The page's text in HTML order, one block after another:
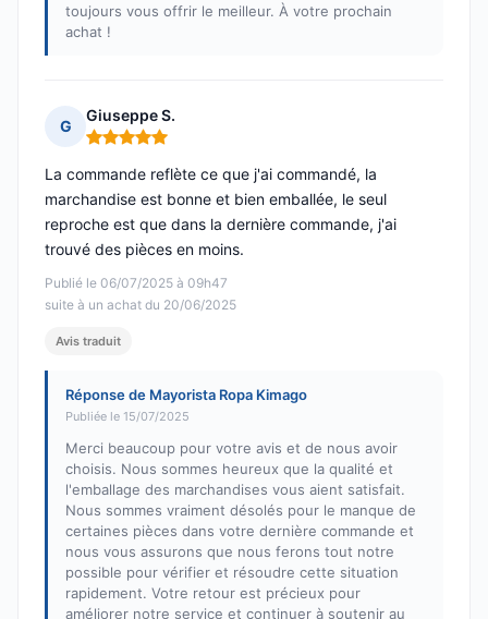
toujours vous offrir le meilleur. À votre prochain
achat !
G
Giuseppe S.
Note : 5 sur 5
Publié le 06/07/2025 à 09h47
suite à un achat du 20/06/2025
La commande reflète ce que j'ai commandé, la
marchandise est bonne et bien emballée, le seul
reproche est que dans la dernière commande, j'ai
trouvé des pièces en moins.
Avis traduit
Réponse de Mayorista Ropa Kimago
Publiée le 15/07/2025
Merci beaucoup pour votre avis et de nous avoir
choisis. Nous sommes heureux que la qualité et
l'emballage des marchandises vous aient satisfait.
Nous sommes vraiment désolés pour le manque de
certaines pièces dans votre dernière commande et
nous vous assurons que nous ferons tout notre
possible pour vérifier et résoudre cette situation
rapidement. Votre retour est précieux pour
améliorer notre service et continuer à soutenir au